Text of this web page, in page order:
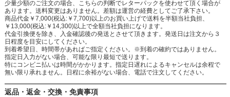
少量少額のご注文の場合、こちらの判断でレターパックを使わせて頂く場合が
あります。送料変更はありません。差額は運営の経費としてご了承下さい。
商品代金￥7,000(税込:￥7,700)以上のお買い上げで送料を半額当社負担、
￥13,000(税込:￥14,300)以上で全額当社負担になります。
代金引換便を除き、入金確認後の発送とさせて頂きます。発送日は注文から３
日程度を目安にしてください。
到着希望日、時間帯があればご指定ください。※到着の確約ではありません。
指定日入力がない場合、可能な限り最短で送ります。
特にコンビニ払いは時間がかかります。指定日遅れによるキャンセルは余程で
無い限り承れません。日程に余裕がない場合、電話で注文してください。
返品・返金・交換・免責事項